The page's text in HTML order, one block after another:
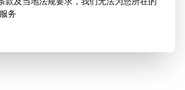
务